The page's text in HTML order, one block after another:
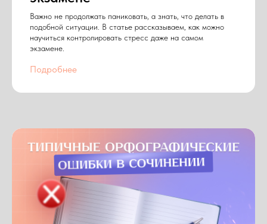
Важно не продолжать паниковать, а знать, что делать в
подобной ситуации. В статье рассказываем, как можно
научиться контролировать стресс даже на самом
экзамене.
Подробнее